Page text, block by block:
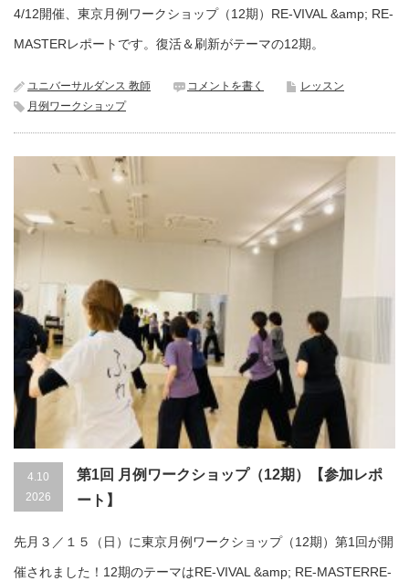
4/12開催、東京月例ワークショップ（12期）RE-VIVAL &amp; RE-
MASTERレポートです。復活＆刷新がテーマの12期。
ユニバーサルダンス 教師 コメントを書く
レッスン
月例ワークショップ
4.10
2026
第1回 月例ワークショップ（12期）【参加レポ
ート】
先月３／１５（日）に東京月例ワークショップ（12期）第1回が開
催されました！12期のテーマはRE-VIVAL &amp; RE-MASTERRE-